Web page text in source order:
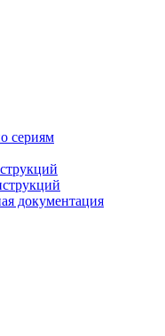
сериям
документация